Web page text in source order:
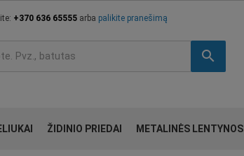
+370 636 65555 arba palikite pranešimą
search
ŽIDINIO PRIEDAI METALINĖS LENTYNOS